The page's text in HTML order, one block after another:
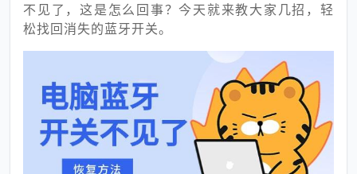
不见了，这是怎么回事？今天就来教大家几招，轻
松找回消失的蓝牙开关。